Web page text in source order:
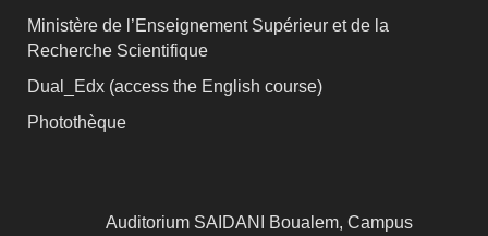
Ministère de l’Enseignement Supérieur et de la
Recherche Scientifique
Dual_Edx (access the English course)
Photothèque
Auditorium SAIDANI Boualem, Campus